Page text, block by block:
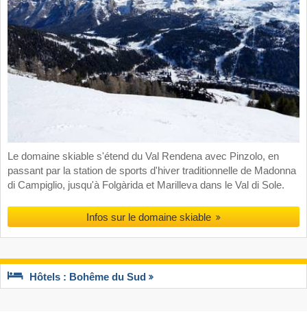
Le domaine skiable s'étend du Val Rendena avec Pinzolo, en
passant par la station de sports d'hiver traditionnelle de Madonna
di Campiglio, jusqu'à Folgàrida et Marilleva dans le Val di Sole.
Infos sur le domaine skiable
Hôtels : Bohême du Sud